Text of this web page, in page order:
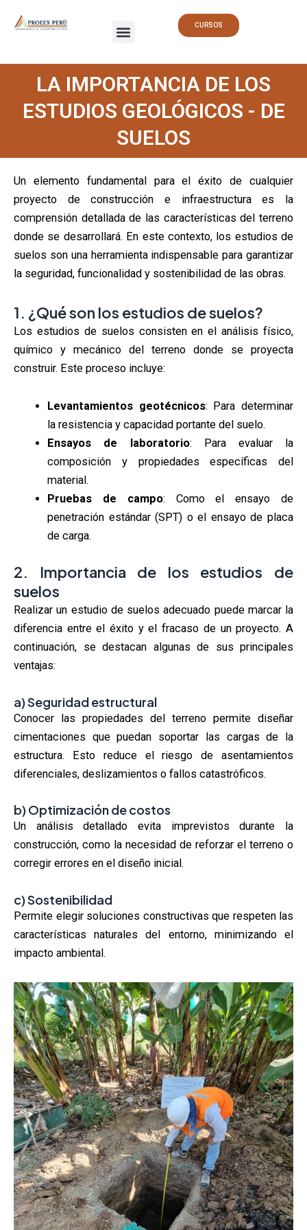
Menu CURSOS
LA IMPORTANCIA DE LOS
ESTUDIOS GEOLÓGICOS - DE
SUELOS
Un elemento fundamental para el éxito de cualquier
proyecto de construcción e infraestructura es la
comprensión detallada de las características del terreno
donde se desarrollará. En este contexto, los estudios de
suelos son una herramienta indispensable para garantizar
la seguridad, funcionalidad y sostenibilidad de las obras.
1. ¿Qué son los estudios de suelos?
Los estudios de suelos consisten en el análisis físico,
químico y mecánico del terreno donde se proyecta
construir. Este proceso incluye:
Levantamientos geotécnicos: Para determinar
la resistencia y capacidad portante del suelo.
Ensayos de laboratorio: Para evaluar la
composición y propiedades específicas del
material.
Pruebas de campo: Como el ensayo de
penetración estándar (SPT) o el ensayo de placa
de carga.
2. Importancia de los estudios de
suelos
Realizar un estudio de suelos adecuado puede marcar la
diferencia entre el éxito y el fracaso de un proyecto. A
continuación, se destacan algunas de sus principales
ventajas:
a)Seguridad estructural
Conocer las propiedades del terreno permite diseñar
cimentaciones que puedan soportar las cargas de la
estructura. Esto reduce el riesgo de asentamientos
diferenciales, deslizamientos o fallos catastróficos.
b) Optimización de costos
Un análisis detallado evita imprevistos durante la
construcción, como la necesidad de reforzar el terreno o
corregir errores en el diseño inicial.
c)Sostenibilidad
Permite elegir soluciones constructivas que respeten las
características naturales del entorno, minimizando el
impacto ambiental.